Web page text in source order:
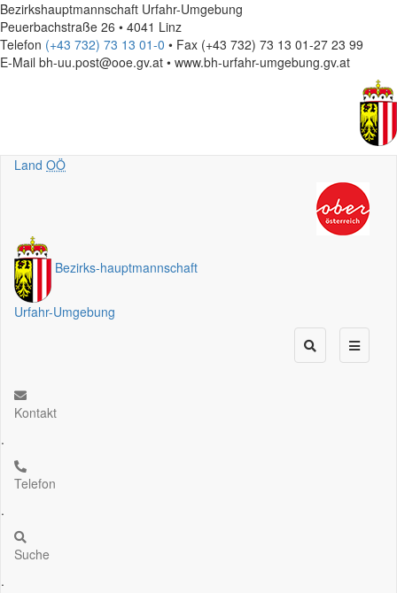
Bezirkshauptmannschaft Urfahr-Umgebung
Peuerbachstraße 26 • 4041 Linz
Telefon (+43 732) 73 13 01-0 • Fax (+43 732) 73 13 01-27 23 99
E-Mail bh-uu.post@ooe.gv.at • www.bh-urfahr-umgebung.gv.at
Land OÖ
Bezirks-hauptmannschaft
Urfahr-Umgebung
Kontakt
.
Telefon
.
Suche
.